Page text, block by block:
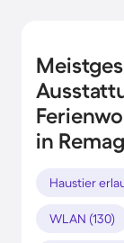
in
Haustier
WLAN (130)